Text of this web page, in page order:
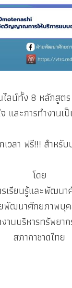
น์ทั้ง 8 หลักสูต
และการทำงาน
วลา ฟรี!!! สำหรั
โดย
รเรียนรู้และพัฒน
พัฒนาศักยภาพบุค
านบริหารทรัพยา
สภากาชาดไทย